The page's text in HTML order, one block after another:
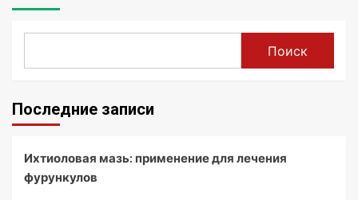
Поиск
Последние записи
Ихтиоловая мазь: применение для лечения
фурункулов